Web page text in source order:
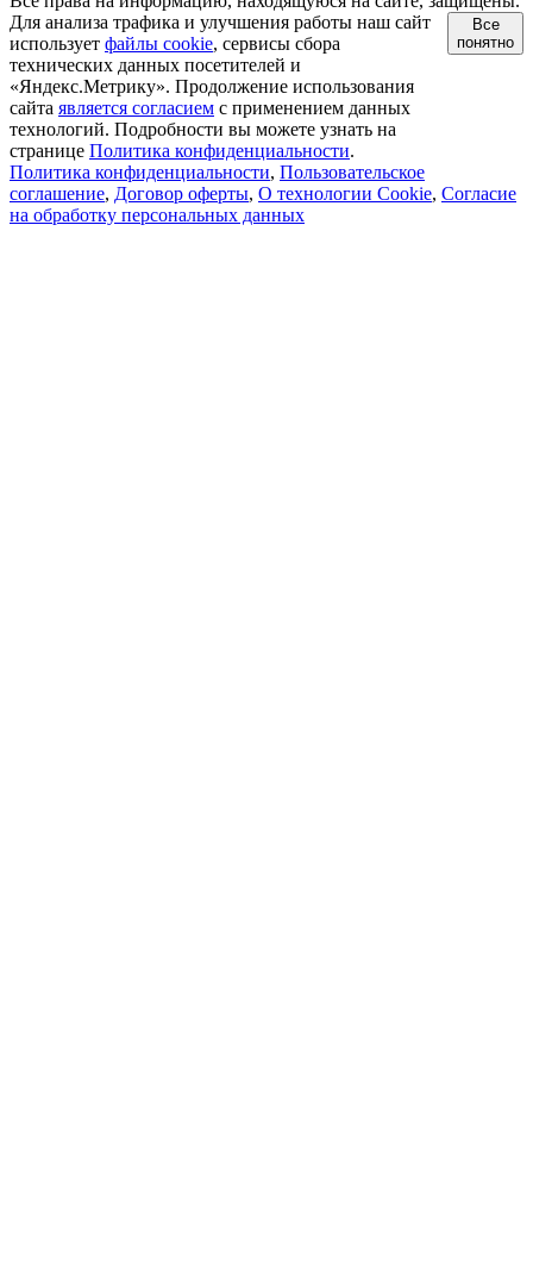
Для анализа трафика и улучшения работы наш сайт
использует файлы cookie, сервисы сбора
технических данных посетителей и
«Яндекс.Метрику». Продолжение использования
сайта является согласием с применением данных
технологий. Подробности вы можете узнать на
странице Политика конфиденциальности.
Все
понятно
Политика конфиденциальности, Пользовательское
соглашение, Договор оферты, О технологии Cookie, Согласие
на обработку персональных данных